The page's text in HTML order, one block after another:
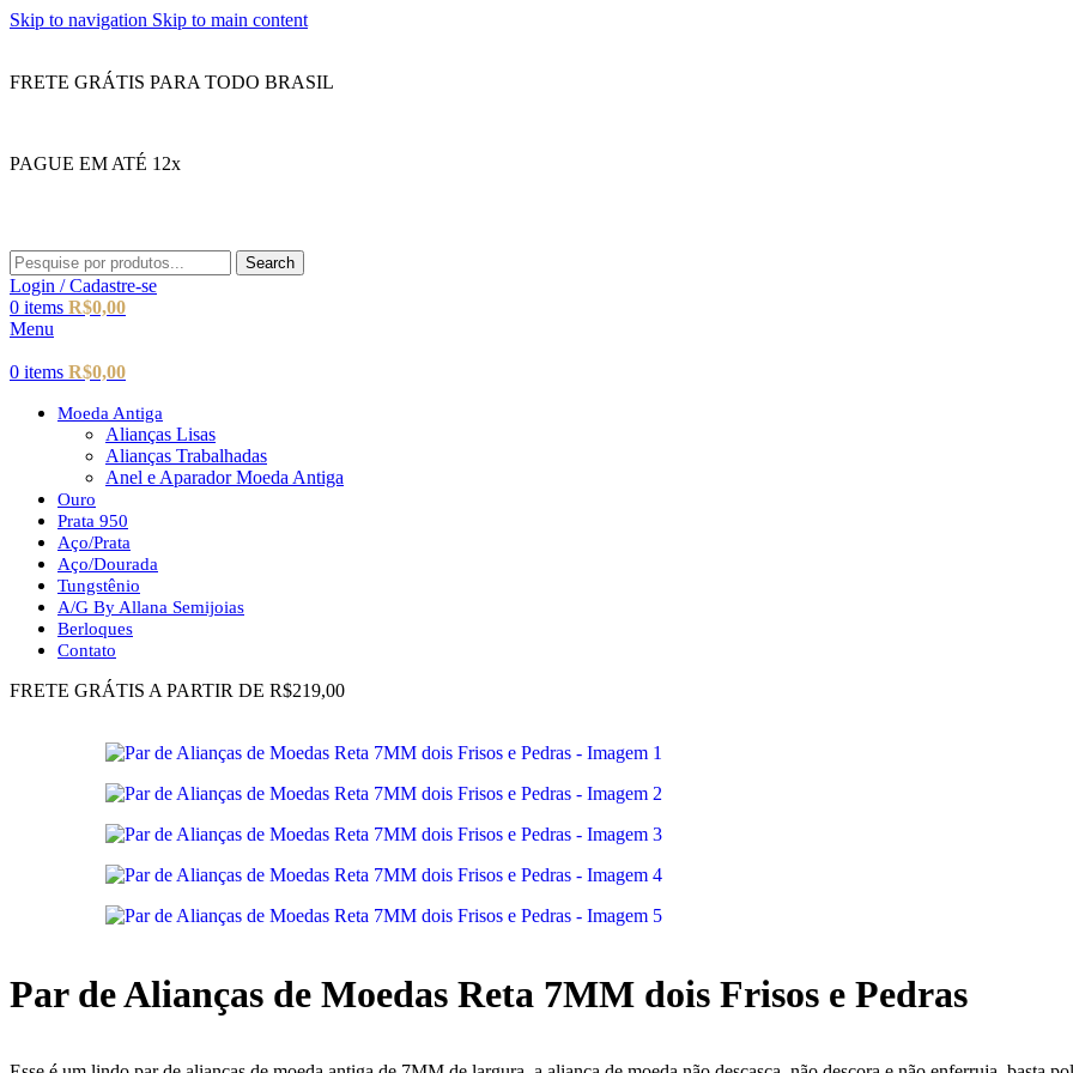
Skip to navigation Skip to main content
FRETE GRÁTIS PARA TODO BRASIL
PAGUE EM ATÉ 12x
Search
Login / Cadastre-se
0 items R$0,00
Menu
0 items R$0,00
Moeda Antiga
Alianças Lisas
Alianças Trabalhadas
Anel e Aparador Moeda Antiga
Ouro
Prata 950
Aço/Prata
Aço/Dourada
Tungstênio
A/G By Allana Semijoias
Berloques
Contato
FRETE GRÁTIS A PARTIR DE R$219,00
Par de Alianças de Moedas Reta 7MM dois Frisos e Pedras